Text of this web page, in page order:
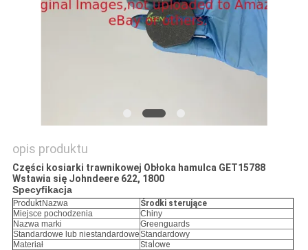
opis produktu
Części kosiarki trawnikowej Obłoka hamulca GET15788
Wstawia się Johndeere 622, 1800
Specyfikacja
ProduktNazwa
Środki sterujące
Miejsce pochodzenia
Chiny
Nazwa marki
Greenguards
Standardowe lub niestandardoweStandardowy
Materiał
Stalowe